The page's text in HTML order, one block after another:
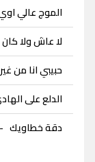
الموج عالي
لا عاش ولا كان
حبيبي انا من
الدلع على
دقة خطاويك -